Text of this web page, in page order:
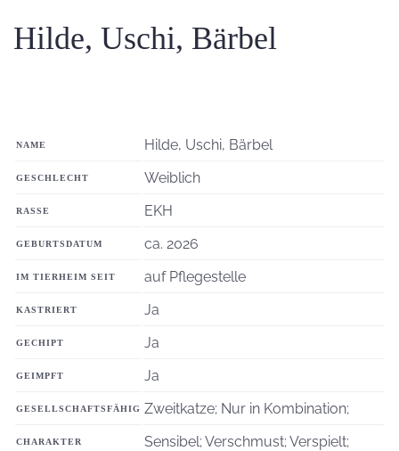
Hilde, Uschi, Bärbel
NAME Hilde, Uschi, Bärbel
GESCHLECHT Weiblich
RASSE EKH
GEBURTSDATUM ca. 2026
IM TIERHEIM SEIT auf Pflegestelle
KASTRIERT Ja
GECHIPT Ja
GEIMPFT Ja
GESELLSCHAFTSFÄHIG Zweitkatze; Nur in Kombination;
CHARAKTER
Sensibel; Verschmust; Verspielt;